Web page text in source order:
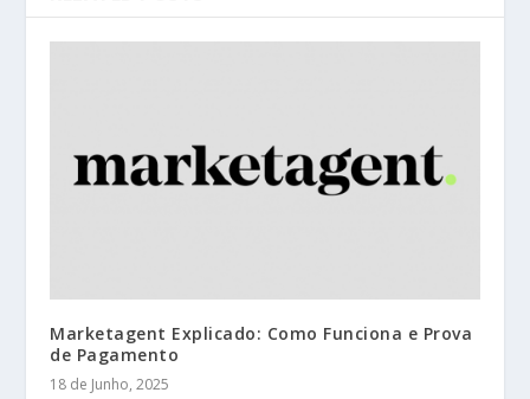
Marketagent Explicado: Como Funciona e Prova
de Pagamento
18 de Junho, 2025